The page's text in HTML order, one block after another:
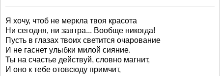
Я хочу, чтоб не меркла твоя красота
Ни сегодня, ни завтра... Вообще никогда!
Пусть в глазах твоих светится очарование
И не гаснет улыбки милой сияние.
Ты на счастье действуй, словно магнит,
И оно к тебе отовсюду примчит,